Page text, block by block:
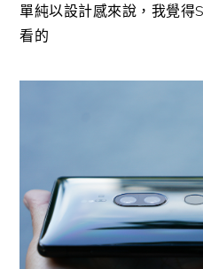
單純以設計感來說，我覺得
看的